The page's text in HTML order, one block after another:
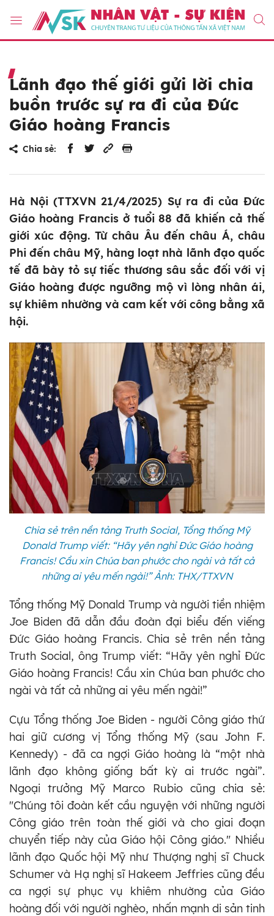
Lãnh đạo thế giới gửi lời chia
buồn trước sự ra đi của Đức
Giáo hoàng Francis
Chia sẻ:
Hà Nội (TTXVN 21/4/2025) Sự ra đi của Đức
Giáo hoàng Francis ở tuổi 88 đã khiến cả thế
giới xúc động. Từ châu Âu đến châu Á, châu
Phi đến châu Mỹ, hàng loạt nhà lãnh đạo quốc
tế đã bày tỏ sự tiếc thương sâu sắc đối với vị
Giáo hoàng được ngưỡng mộ vì lòng nhân ái,
sự khiêm nhường và cam kết với công bằng xã
hội.
Chia sẻ trên nền tảng Truth Social, Tổng thống Mỹ
Donald Trump viết: “Hãy yên nghỉ Đức Giáo hoàng
Francis! Cầu xin Chúa ban phước cho ngài và tất cả
những ai yêu mến ngài!” Ảnh: THX/TTXVN
Tổng thống Mỹ Donald Trump và người tiền nhiệm
Joe Biden đã dẫn đầu đoàn đại biểu đến viếng
Đức Giáo hoàng Francis. Chia sẻ trên nền tảng
Truth Social, ông Trump viết: “Hãy yên nghỉ Đức
Giáo hoàng Francis! Cầu xin Chúa ban phước cho
ngài và tất cả những ai yêu mến ngài!”
Cựu Tổng thống Joe Biden - người Công giáo thứ
hai giữ cương vị Tổng thống Mỹ (sau John F.
Kennedy) - đã ca ngợi Giáo hoàng là “một nhà
lãnh đạo không giống bất kỳ ai trước ngài”.
Ngoại trưởng Mỹ Marco Rubio cũng chia sẻ:
"Chúng tôi đoàn kết cầu nguyện với những người
Công giáo trên toàn thế giới và cho giai đoạn
chuyển tiếp này của Giáo hội Công giáo." Nhiều
lãnh đạo Quốc hội Mỹ như Thượng nghị sĩ Chuck
Schumer và Hạ nghị sĩ Hakeem Jeffries cũng đều
ca ngợi sự phục vụ khiêm nhường của Giáo
hoàng đối với người nghèo, nhấn mạnh di sản tinh